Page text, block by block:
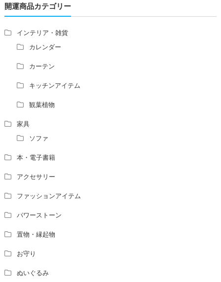
占い師さんは、幽霊を見たことがありますか？
家相風水の診断・鑑定料金や相場について
家相・風水の鑑定料金の相場が知りたい。
風水の流派について教えてください。
風水師になるには、どんな勉強をすればいいですか？
開運商品カテゴリー
インテリア・雑貨
カレンダー
カーテン
キッチンアイテム
観葉植物
家具
ソファ
本・電子書籍
アクセサリー
ファッションアイテム
パワーストーン
置物・縁起物
お守り
ぬいぐるみ